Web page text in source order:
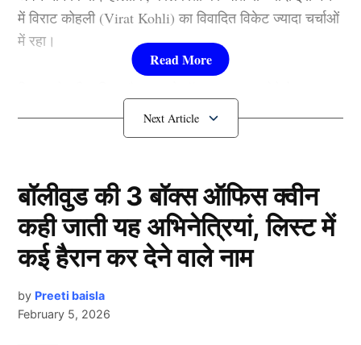
में विराट कोहली (Virat Kohli) का विवादित विकेट ज्यादा चर्चाओं
में रहा।
अंपायर के साथ जमकर बहसबाजी करते हुए नजर आए। हालांकि,
भारतीय क्रिकेट कंट्रोल बोर्ड को विराट का रवैया पसंद नहीं आया
BCCI ने लिया Virat Kohli पर एक्शन
बॉलीवुड की 3 बॉक्स ऑफिस क्वीन
कही जाती यह अभिनेत्रियां, लिस्ट में
कई हैरान कर देने वाले नाम
by Preeti baisla
February 5, 2026